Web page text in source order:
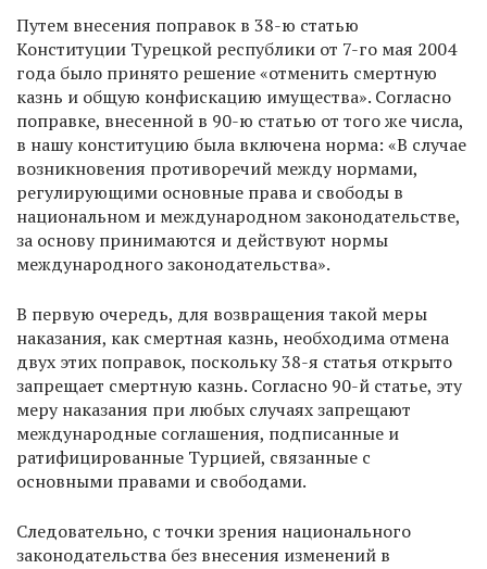
Путем внесения поправок в 38-ю статью
Конституции Турецкой республики от 7-го мая 2004
года было принято решение «отменить смертную
казнь и общую конфискацию имущества». Согласно
поправке, внесенной в 90-ю статью от того же числа,
в нашу конституцию была включена норма: «В случае
возникновения противоречий между нормами,
регулирующими основные права и свободы в
национальном и международном законодательстве,
за основу принимаются и действуют нормы
международного законодательства».
В первую очередь, для возвращения такой меры
наказания, как смертная казнь, необходима отмена
двух этих поправок, поскольку 38-я статья открыто
запрещает смертную казнь. Согласно 90-й статье, эту
меру наказания при любых случаях запрещают
международные соглашения, подписанные и
ратифицированные Турцией, связанные с
основными правами и свободами.
Следовательно, с точки зрения национального
законодательства без внесения изменений в